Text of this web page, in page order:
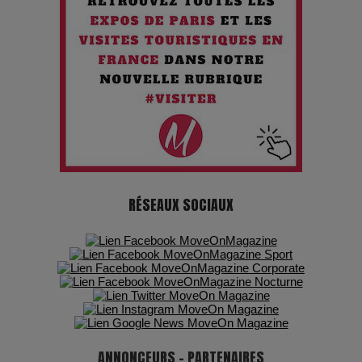
futur troublant
Maïra Kerey, la “voix d’or du Kazakhstan”, célèbre ses 30
ans de carrière à la Salle Gaveau
Les dessous de la fast fashion : un désastre écologique en
7 Techniques Secrètes des Photographes de Stars
Adieu Jean-Pat : rire au bord du précipice
Pharaonic Festival 2025 : 10 ans d’électro sous les
montagnes, une fête à ne pas manquer
RÉSEAUX SOCIAUX
ANNONCEURS - PARTENAIRES